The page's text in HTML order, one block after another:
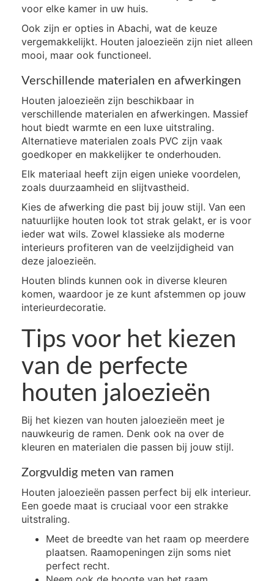
voor elke kamer in uw huis.
Ook zijn er opties in Abachi, wat de keuze
vergemakkelijkt. Houten jaloezieën zijn niet alleen
mooi, maar ook functioneel.
Verschillende materialen en afwerkingen
Houten jaloezieën zijn beschikbaar in
verschillende materialen en afwerkingen. Massief
hout biedt warmte en een luxe uitstraling.
Alternatieve materialen zoals PVC zijn vaak
goedkoper en makkelijker te onderhouden.
Elk materiaal heeft zijn eigen unieke voordelen,
zoals duurzaamheid en slijtvastheid.
Kies de afwerking die past bij jouw stijl. Van een
natuurlijke houten look tot strak gelakt, er is voor
ieder wat wils. Zowel klassieke als moderne
interieurs profiteren van de veelzijdigheid van
deze jaloezieën.
Houten blinds kunnen ook in diverse kleuren
komen, waardoor je ze kunt afstemmen op jouw
interieurdecoratie.
Tips voor het kiezen
van de perfecte
houten jaloezieën
Bij het kiezen van houten jaloezieën meet je
nauwkeurig de ramen. Denk ook na over de
kleuren en materialen die passen bij jouw stijl.
Zorgvuldig meten van ramen
Houten jaloezieën passen perfect bij elk interieur.
Een goede maat is cruciaal voor een strakke
uitstraling.
Meet de breedte van het raam op meerdere
plaatsen. Raamopeningen zijn soms niet
perfect recht.